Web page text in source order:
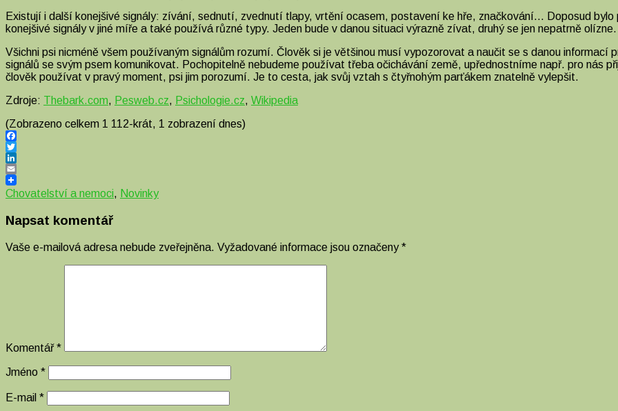
Existují i další konejšivé signály: zívání, sednutí, zvednutí tlapy, vrtění ocasem, postavení ke hře, značkování… Doposud
konejšivé signály v jiné míře a také používá různé typy. Jeden bude v danou situaci výrazně zívat, druhý se jen nepatrně olízne.
Všichni psi nicméně všem používaným signálům rozumí. Člověk si je většinou musí vypozorovat a naučit se s danou
signálů se svým psem komunikovat. Pochopitelně nebudeme používat třeba očichávání země, upřednostníme např. pro nás
člověk používat v pravý moment, psi jim porozumí. Je to cesta, jak svůj vztah s čtyřnohým parťákem znatelně vylepšit.
Zdroje: Thebark.com, Pesweb.cz, Psichologie.cz, Wikipedia
(Zobrazeno celkem 1 112-krát, 1 zobrazení dnes)
Facebook
Twitter
LinkedIn
Email
Chovatelství a nemoci, Novinky
Napsat komentář
Vaše e-mailová adresa nebude zveřejněna. Vyžadované informace jsou označeny*
Komentář*
Jméno *
E-mail *